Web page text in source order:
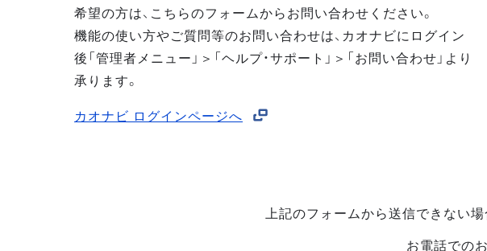
希望の方は、こちらのフォームからお問い合わせください。
機能の使い方やご質問等のお問い合わせは、カオナビにログイン
後「管理者メニュー」＞「ヘルプ・サポート」＞「お問い合わせ」より
承ります。
カオナビ ログインページへ
上記のフォームから送信できない場
お電話での